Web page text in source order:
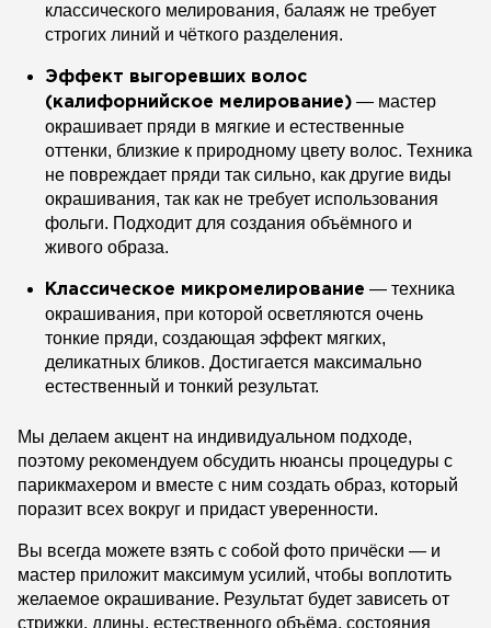
классического мелирования, балаяж не требует
строгих линий и чёткого разделения.
Эффект выгоревших волос
(калифорнийское мелирование) — мастер
окрашивает пряди в мягкие и естественные
оттенки, близкие к природному цвету волос. Техника
не повреждает пряди так сильно, как другие виды
окрашивания, так как не требует использования
фольги. Подходит для создания объёмного и
живого образа.
Классическое микромелирование — техника
окрашивания, при которой осветляются очень
тонкие пряди, создающая эффект мягких,
деликатных бликов. Достигается максимально
естественный и тонкий результат.
Мы делаем акцент на индивидуальном подходе,
поэтому рекомендуем обсудить нюансы процедуры с
парикмахером и вместе с ним создать образ, который
поразит всех вокруг и придаст уверенности.
Вы всегда можете взять с собой фото причёски — и
мастер приложит максимум усилий, чтобы воплотить
желаемое окрашивание. Результат будет зависеть от
стрижки, длины, естественного объёма, состояния